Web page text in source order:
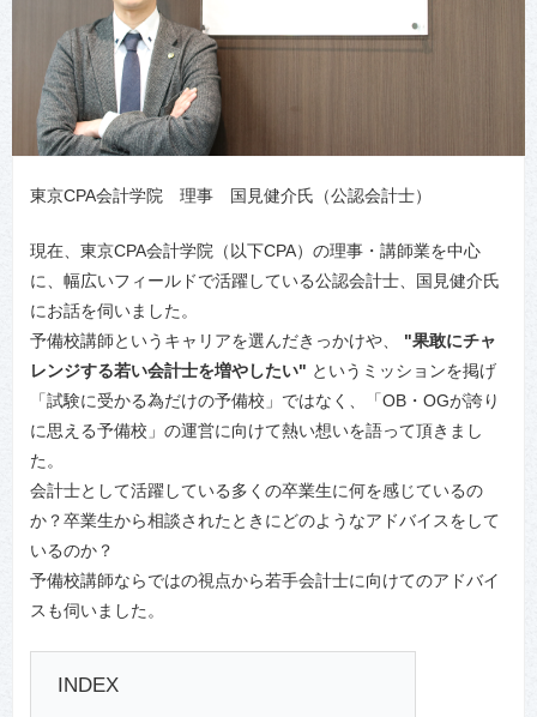
東京CPA会計学院 理事 国見健介氏（公認会計士）
現在、東京CPA会計学院（以下CPA）の理事・講師業を中心
に、幅広いフィールドで活躍している公認会計士、国見健介氏
にお話を伺いました。
予備校講師というキャリアを選んだきっかけや、
"果敢にチャ
レンジする若い会計士を増やしたい" というミッションを掲げ
「試験に受かる為だけの予備校」ではなく、「OB・OGが誇り
に思える予備校」の運営に向けて熱い想いを語って頂きまし
た。
会計士として活躍している多くの卒業生に何を感じているの
か？卒業生から相談されたときにどのようなアドバイスをして
いるのか？
予備校講師ならではの視点から若手会計士に向けてのアドバイ
スも伺いました。
INDEX